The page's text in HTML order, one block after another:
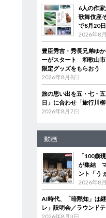
6人の作
歌舞伎座
で8月20
2026年8
豊臣秀吉・秀長兄弟ゆ
ーがスタート 和歌山市
限定グッズをもらおう
2026年8月8日
旅の思い出を五・七・
日」に合わせ「旅行川
2026年8月7日
動画
「100歳
が集結
ント「う
2026年8
AI時代、「暗黙知」は
レ」説明会／ラウンド
2026年8月3日